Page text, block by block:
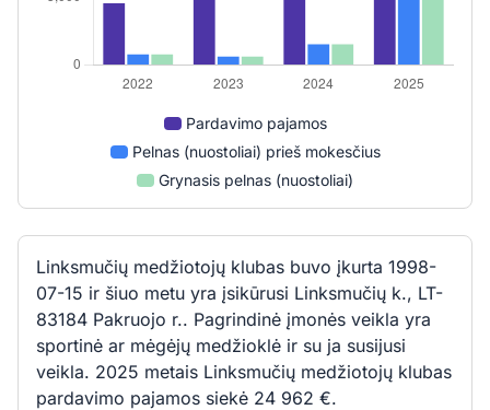
Pardavimo pajamos
Pelnas (nuostoliai) prieš mokesčius
Grynasis pelnas (nuostoliai)
Linksmučių medžiotojų klubas buvo įkurta 1998-
07-15 ir šiuo metu yra įsikūrusi Linksmučių k., LT-
83184 Pakruojo r.. Pagrindinė įmonės veikla yra
sportinė ar mėgėjų medžioklė ir su ja susijusi
veikla. 2025 metais Linksmučių medžiotojų klubas
pardavimo pajamos siekė 24 962 €.